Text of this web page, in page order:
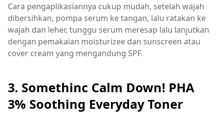
Cara pengaplikasiannya cukup mudah, setelah wajah
dibersihkan, pompa serum ke tangan, lalu ratakan ke
wajah dan leher, tunggu serum meresap lalu lanjutkan
dengan pemakaian moisturizee dan sunscreen atau
cover cream yang mengandung SPF.
3. Somethinc Calm Down! PHA
3% Soothing Everyday Toner